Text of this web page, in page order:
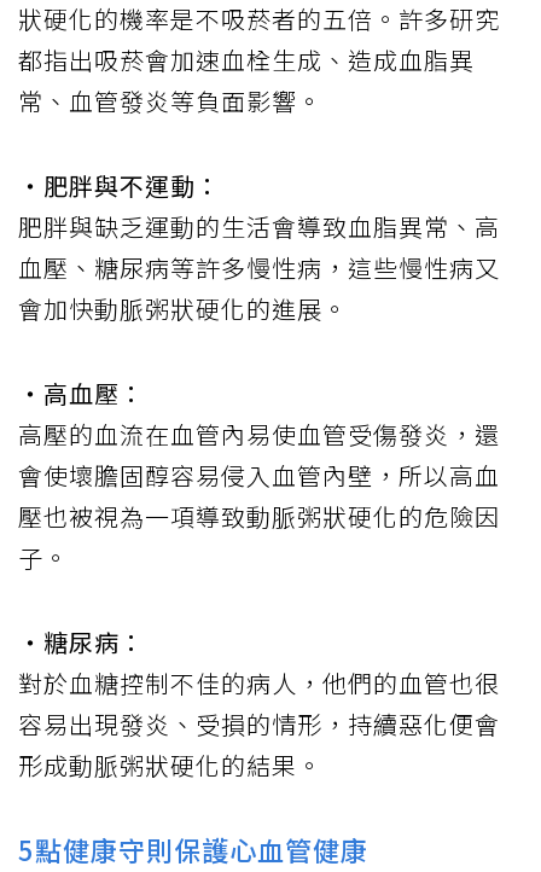
狀硬化的機率是不吸菸者的五倍。許多研究
都指出吸菸會加速血栓生成、造成血脂異
常、血管發炎等負面影響。
‧肥胖與不運動：
肥胖與缺乏運動的生活會導致血脂異常、高
血壓、糖尿病等許多慢性病，這些慢性病又
會加快動脈粥狀硬化的進展。
‧高血壓：
高壓的血流在血管內易使血管受傷發炎，還
會使壞膽固醇容易侵入血管內壁，所以高血
壓也被視為一項導致動脈粥狀硬化的危險因
子。
‧糖尿病：
對於血糖控制不佳的病人，他們的血管也很
容易出現發炎、受損的情形，持續惡化便會
形成動脈粥狀硬化的結果。
5點健康守則保護心血管健康